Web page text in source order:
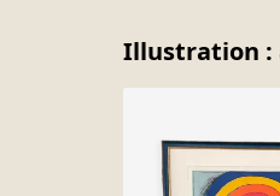
Illustration :